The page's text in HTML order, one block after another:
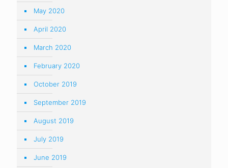
May 2020
April 2020
March 2020
February 2020
October 2019
September 2019
August 2019
July 2019
June 2019